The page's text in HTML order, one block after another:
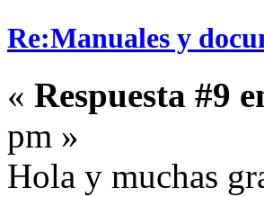
Re:Manuales y
« Respuesta #9
pm »
Hola y muchas